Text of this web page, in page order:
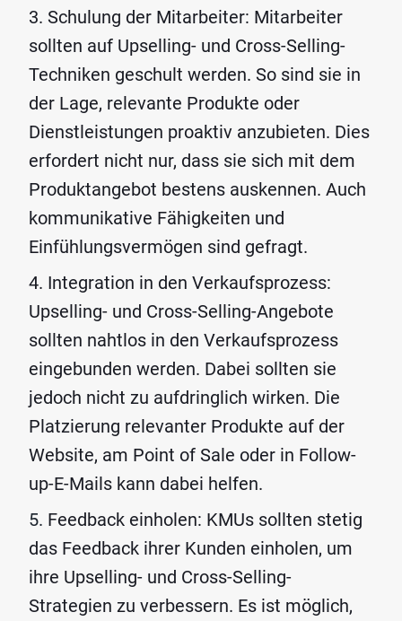
Schulung der Mitarbeiter: Mitarbeiter
sollten auf Upselling- und Cross-Selling-
Techniken geschult werden. So sind sie in
der Lage, relevante Produkte oder
Dienstleistungen proaktiv anzubieten. Dies
erfordert nicht nur, dass sie sich mit dem
Produktangebot bestens auskennen. Auch
kommunikative Fähigkeiten und
Einfühlungsvermögen sind gefragt.
Integration in den Verkaufsprozess:
Upselling- und Cross-Selling-Angebote
sollten nahtlos in den Verkaufsprozess
eingebunden werden. Dabei sollten sie
jedoch nicht zu aufdringlich wirken. Die
Platzierung relevanter Produkte auf der
Website, am Point of Sale oder in Follow-
up-E-Mails kann dabei helfen.
Feedback einholen: KMUs sollten stetig
das Feedback ihrer Kunden einholen, um
ihre Upselling- und Cross-Selling-
Strategien zu verbessern. Es ist möglich,